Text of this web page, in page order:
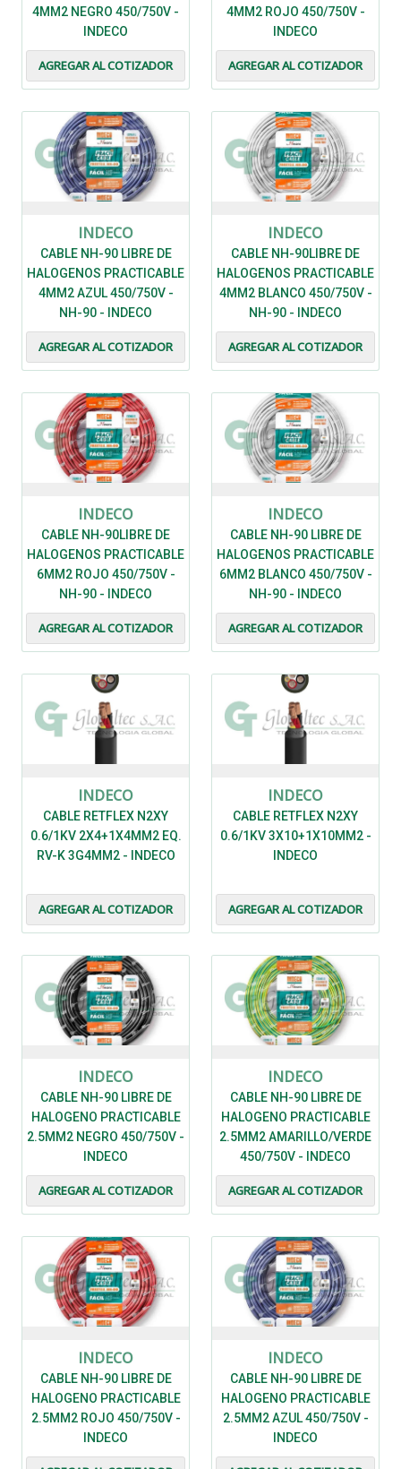
4MM2 NEGRO 450/750V -
INDECO
AGREGAR AL COTIZADOR
4MM2 ROJO 450/750V -
INDECO
AGREGAR AL COTIZADOR
INDECO
CABLE NH-90 LIBRE DE
HALOGENOS PRACTICABLE
4MM2 AZUL 450/750V -
NH-90 - INDECO
AGREGAR AL COTIZADOR
INDECO
CABLE NH-90LIBRE DE
HALOGENOS PRACTICABLE
4MM2 BLANCO 450/750V -
NH-90 - INDECO
AGREGAR AL COTIZADOR
INDECO
CABLE NH-90LIBRE DE
HALOGENOS PRACTICABLE
6MM2 ROJO 450/750V -
NH-90 - INDECO
AGREGAR AL COTIZADOR
INDECO
CABLE NH-90 LIBRE DE
HALOGENOS PRACTICABLE
6MM2 BLANCO 450/750V -
NH-90 - INDECO
AGREGAR AL COTIZADOR
INDECO
CABLE RETFLEX N2XY
0.6/1KV 2X4+1X4MM2 EQ.
RV-K 3G4MM2 - INDECO
AGREGAR AL COTIZADOR
INDECO
CABLE RETFLEX N2XY
0.6/1KV 3X10+1X10MM2 -
INDECO
AGREGAR AL COTIZADOR
INDECO
CABLE NH-90 LIBRE DE
HALOGENO PRACTICABLE
2.5MM2 NEGRO 450/750V -
INDECO
AGREGAR AL COTIZADOR
INDECO
CABLE NH-90 LIBRE DE
HALOGENO PRACTICABLE
2.5MM2 AMARILLO/VERDE
450/750V - INDECO
AGREGAR AL COTIZADOR
INDECO
CABLE NH-90 LIBRE DE
HALOGENO PRACTICABLE
2.5MM2 ROJO 450/750V -
INDECO
INDECO
CABLE NH-90 LIBRE DE
HALOGENO PRACTICABLE
2.5MM2 AZUL 450/750V -
INDECO